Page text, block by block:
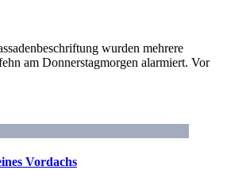
wurden mehrere
am Donnerstagmorgen alarmiert. Vor
Vordachs